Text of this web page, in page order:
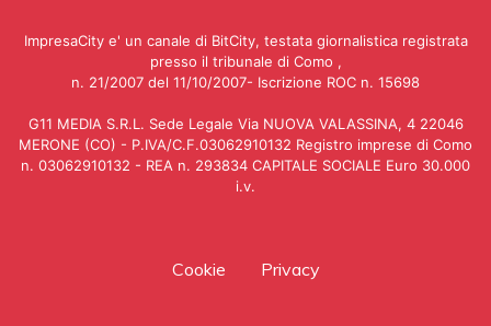
ImpresaCity e' un canale di BitCity, testata giornalistica registrata
presso il tribunale di Como ,
n. 21/2007 del 11/10/2007- Iscrizione ROC n. 15698
G11 MEDIA S.R.L. Sede Legale Via NUOVA VALASSINA, 4 22046
MERONE (CO) - P.IVA/C.F.03062910132 Registro imprese di Como
n. 03062910132 - REA n. 293834 CAPITALE SOCIALE Euro 30.000
i.v.
Cookie Privacy